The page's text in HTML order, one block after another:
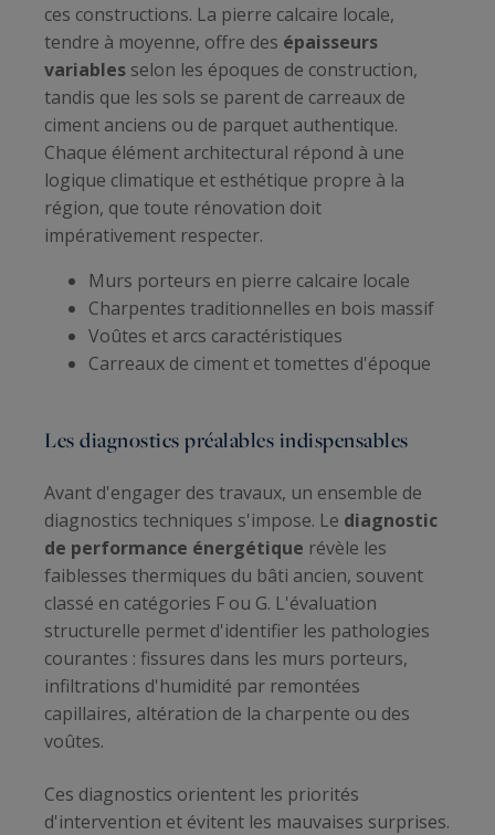
ces constructions. La pierre calcaire locale,
tendre à moyenne, offre des épaisseurs
variables selon les époques de construction,
tandis que les sols se parent de carreaux de
ciment anciens ou de parquet authentique.
Chaque élément architectural répond à une
logique climatique et esthétique propre à la
région, que toute rénovation doit
impérativement respecter.
Murs porteurs en pierre calcaire locale
Charpentes traditionnelles en bois massif
Voûtes et arcs caractéristiques
Carreaux de ciment et tomettes d'époque
Les diagnostics préalables indispensables
Avant d'engager des travaux, un ensemble de
diagnostics techniques s'impose. Le diagnostic
de performance énergétique révèle les
faiblesses thermiques du bâti ancien, souvent
classé en catégories F ou G. L'évaluation
structurelle permet d'identifier les pathologies
courantes : fissures dans les murs porteurs,
infiltrations d'humidité par remontées
capillaires, altération de la charpente ou des
voûtes.
Ces diagnostics orientent les priorités
d'intervention et évitent les mauvaises surprises.